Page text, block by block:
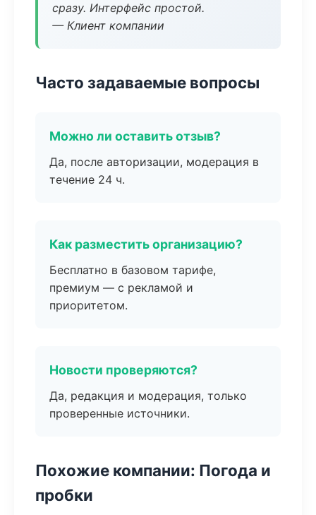
сразу. Интерфейс простой.
— Клиент компании
Часто задаваемые вопросы
Можно ли оставить отзыв?
Да, после авторизации, модерация в
течение 24 ч.
Как разместить организацию?
Бесплатно в базовом тарифе,
премиум — с рекламой и
приоритетом.
Новости проверяются?
Да, редакция и модерация, только
проверенные источники.
Похожие компании: Погода и
пробки